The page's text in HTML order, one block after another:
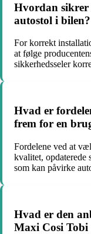
Hvordan
autostol i bilen?
For korrekt
at følge
sikkerhedsseler
Hvad er
frem for en
Fordelene ved at
kvalitet,
som kan påvirke
Hvad er den
Maxi Cosi Tobi